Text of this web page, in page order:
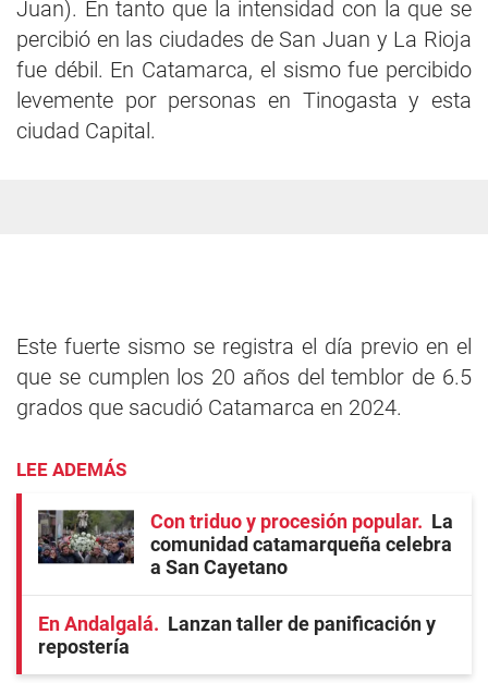
Juan). En tanto que la intensidad con la que se
percibió en las ciudades de San Juan y La Rioja
fue débil. En Catamarca, el sismo fue percibido
levemente por personas en Tinogasta y esta
ciudad Capital.
Este fuerte sismo se registra el día previo en el
que se cumplen los 20 años del temblor de 6.5
grados que sacudió Catamarca en 2024.
LEE ADEMÁS
Con triduo y procesión popular
La
comunidad catamarqueña celebra
a San Cayetano
En Andalgalá
Lanzan taller de panificación y
repostería